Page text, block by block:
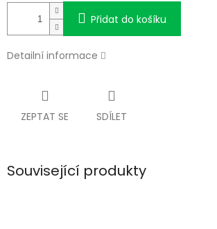
Přidat do košíku
Detailní informace
ZEPTAT SE SDÍLET
Související produkty